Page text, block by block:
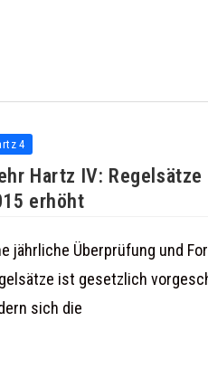
4
Hartz IV: Regelsätze
erhöht
jährliche Überprüfung und
ist gesetzlich
sich die